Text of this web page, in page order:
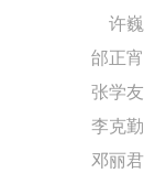
许巍
邰正宵
张学友
李克勤
邓丽君